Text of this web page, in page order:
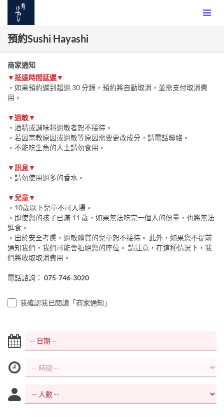
預約Sushi Hayashi
商家通知
▼抵達時間延遲▼
・如果預約遲到超過 30 分鐘，預約將自動取消，並需支付取消費
用。
▼過敏▼
・酒精或調味料過敏者恕不接待。
・若因宗教原因或過敏等原因需要更改成分，請電話聯絡。
・不能吃生魚的人士請勿食用。
▼訊息▼
・請勿使用過多的香水。
▼兒童▼
・10歲以下兒童不可入場。
・即使您的孩子已滿 11 歲，如果無法吃完一個人的份量，也將無法
進食。
・出於安全考慮，過敏體質的兒童恕不接待。 此外，如果您不提前
通知我們，我們可能會拒絕您的座位。 請注意，在這種情況下，我
們將收取取消費用。
電話諮詢： 075-746-3020
我確認我已閱讀「商家通知」